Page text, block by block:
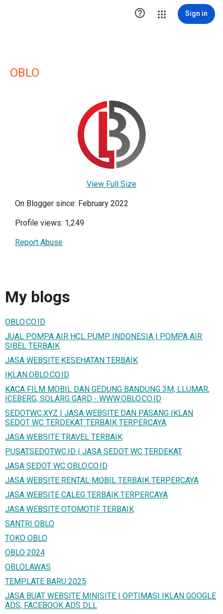
 Sign in
OBLO
View Full Size
On Blogger since: February 2022
Profile views: 1,249
Report Abuse
My blogs
OBLO.CO.ID
JUAL POMPA AIR HCL PUMP INDONESIA | POMPA AIR
SIBEL TERBAIK
JASA WEBSITE KESEHATAN TERBAIK
IKLAN.OBLO.CO.ID
KACA FILM MOBIL DAN GEDUNG BANDUNG 3M, LLUMAR,
ICEBERG, SOLARG GARD - WWW.OBLO.CO.ID
SEDOTWC.XYZ | JASA WEBSITE DAN PASANG IKLAN
SEDOT WC TERDEKAT TERBAIK TERPERCAYA
JASA WEBSITE TRAVEL TERBAIK
PUSATSEDOTWC.ID | JASA SEDOT WC TERDEKAT
JASA SEDOT WC OBLO.CO.ID
JASA WEBSITE RENTAL MOBIL TERBAIK TERPERCAYA
JASA WEBSITE CALEG TERBAIK TERPERCAYA
JASA WEBSITE OTOMOTIF TERBAIK
SANTRI OBLO
TOKO OBLO
OBLO 2024
OBLOLAWAS
TEMPLATE BARU 2025
JASA BUAT WEBSITE MINISITE | OPTIMASI IKLAN GOOGLE
ADS, FACEBOOK ADS DLL